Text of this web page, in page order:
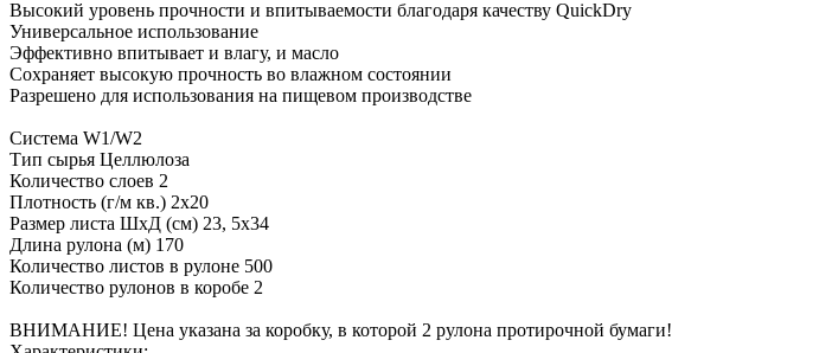
Высокий уровень прочности и впитываемости благодаря качеству QuickDry
Универсальное использование
Эффективно впитывает и влагу, и масло
Сохраняет высокую прочность во влажном состоянии
Разрешено для использования на пищевом производстве
Система W1/W2
Тип сырья Целлюлоза
Количество слоев 2
Плотность (г/м кв.) 2х20
Размер листа ШхД (см) 23, 5х34
Длина рулона (м) 170
Количество листов в рулоне 500
Количество рулонов в коробе 2
ВНИМАНИЕ! Цена указана за коробку, в которой 2 рулона протирочной бумаги!